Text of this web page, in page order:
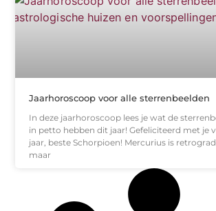
Jaarhoroscoop voor alle sterrenbeelden
In deze jaarhoroscoop lees je wat de
in petto hebben dit jaar! Gefeliciteerd met je
jaar, beste Schorpioen! Mercurius is
maar